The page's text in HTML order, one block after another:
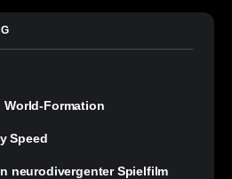
Formation
Speed
neurodivergenter Spielfilm